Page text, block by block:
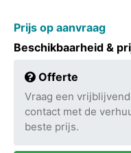
Prijs op aanvraag
Beschikbaarheid &
Offerte
Vraag een
contact met de
beste prijs.